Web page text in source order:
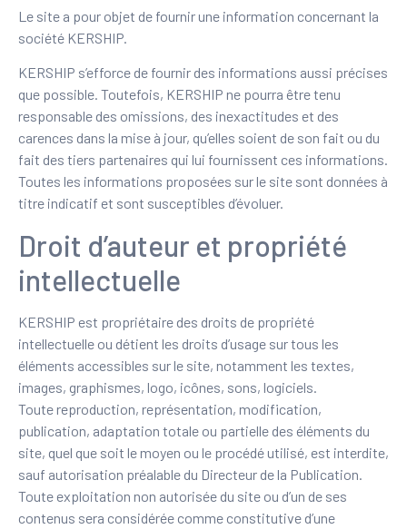
Le site a pour objet de fournir une information concernant la
société KERSHIP.
KERSHIP s’efforce de fournir des informations aussi précises
que possible. Toutefois, KERSHIP ne pourra être tenu
responsable des omissions, des inexactitudes et des
carences dans la mise à jour, qu’elles soient de son fait ou du
fait des tiers partenaires qui lui fournissent ces informations.
Toutes les informations proposées sur le site sont données à
titre indicatif et sont susceptibles d’évoluer.
Droit d’auteur et propriété
intellectuelle
KERSHIP est propriétaire des droits de propriété
intellectuelle ou détient les droits d’usage sur tous les
éléments accessibles sur le site, notamment les textes,
images, graphismes, logo, icônes, sons, logiciels.
Toute reproduction, représentation, modification,
publication, adaptation totale ou partielle des éléments du
site, quel que soit le moyen ou le procédé utilisé, est interdite,
sauf autorisation préalable du Directeur de la Publication.
Toute exploitation non autorisée du site ou d’un de ses
contenus sera considérée comme constitutive d’une